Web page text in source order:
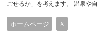
ごせるか」を考えます。 温泉や
ホームページ X